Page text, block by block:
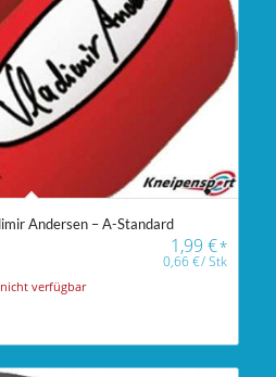
Andersen – A-Standard
1,99€*
0,66€/Stk
verfügbar